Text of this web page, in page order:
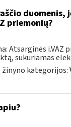
duomenis,
priemonių?
Atsarginės i.VAZ
sukuriamas
žinyno kategorijos: